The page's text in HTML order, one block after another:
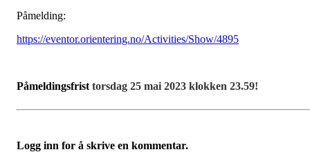
Påmelding:
https://eventor.orientering.no/Activities/Show/4895
Påmeldingsfrist torsdag 25 mai 2023 klokken 23.59!
Logg inn for å skrive en kommentar.